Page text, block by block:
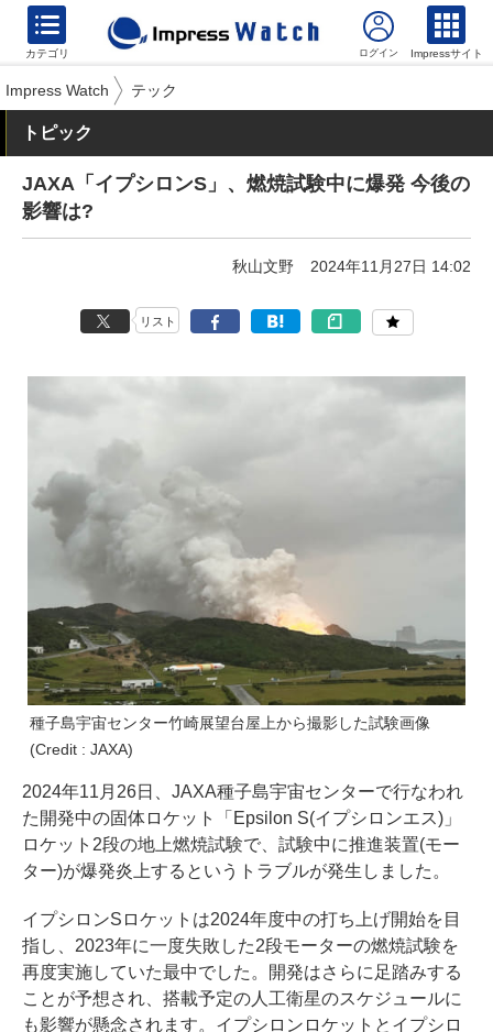
カテゴリ Impressサイト
Impress Watch テック
トピック
JAXA「イプシロンS」、燃焼試験中に爆発 今後の
影響は?
秋山文野 2024年11月27日 14:02
リスト
種子島宇宙センター竹崎展望台屋上から撮影した試験画像
(Credit : JAXA)
2024年11月26日、JAXA種子島宇宙センターで行なわれ
た開発中の固体ロケット「Epsilon S(イプシロンエス)」
ロケット2段の地上燃焼試験で、試験中に推進装置(モー
ター)が爆発炎上するというトラブルが発生しました。
イプシロンSロケットは2024年度中の打ち上げ開始を目
指し、2023年に一度失敗した2段モーターの燃焼試験を
再度実施していた最中でした。開発はさらに足踏みする
ことが予想され、搭載予定の人工衛星のスケジュールに
も影響が懸念されます。イプシロンロケットとイプシロ